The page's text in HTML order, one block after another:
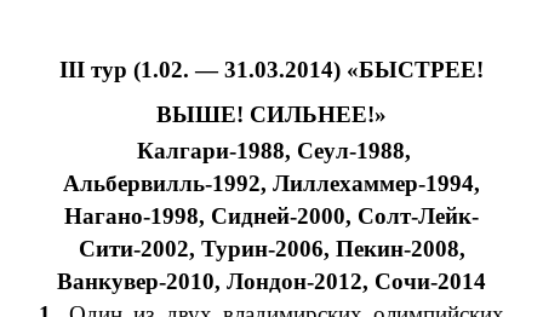
III тур (1.02. — 31.03.2014) «БЫСТРЕЕ!
ВЫШЕ! СИЛЬНЕЕ!»
Калгари-1988, Сеул-1988,
Альбервилль-1992, Лиллехаммер-1994,
Нагано-1998, Сидней-2000, Солт-Лейк-
Сити-2002, Турин-2006, Пекин-2008,
Ванкувер-2010, Лондон-2012, Сочи-2014